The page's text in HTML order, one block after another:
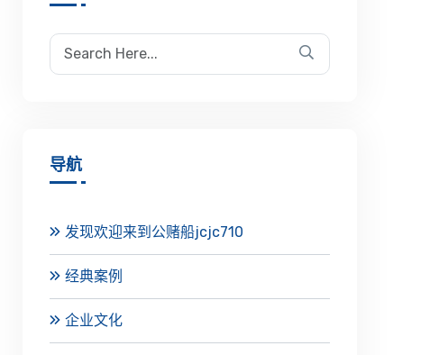
导航
发现欢迎来到公赌船jcjc710
经典案例
企业文化